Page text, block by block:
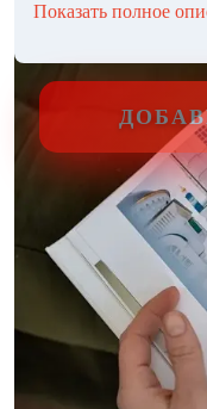
Показать полное